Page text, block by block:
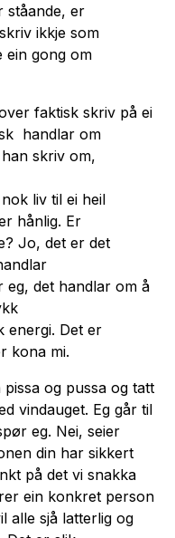
ståande, er
ikkje som
ein gong om
faktisk skriv på ei
handlar om
skriv om,
liv til ei heil
hånlig. Er
Jo, det er det
det handlar om å
energi. Det er
kona mi.
og pussa og tatt
vindauget. Eg går til
eg. Nei, seier
din har sikkert
på det vi snakka
ein konkret person
alle sjå latterlig og